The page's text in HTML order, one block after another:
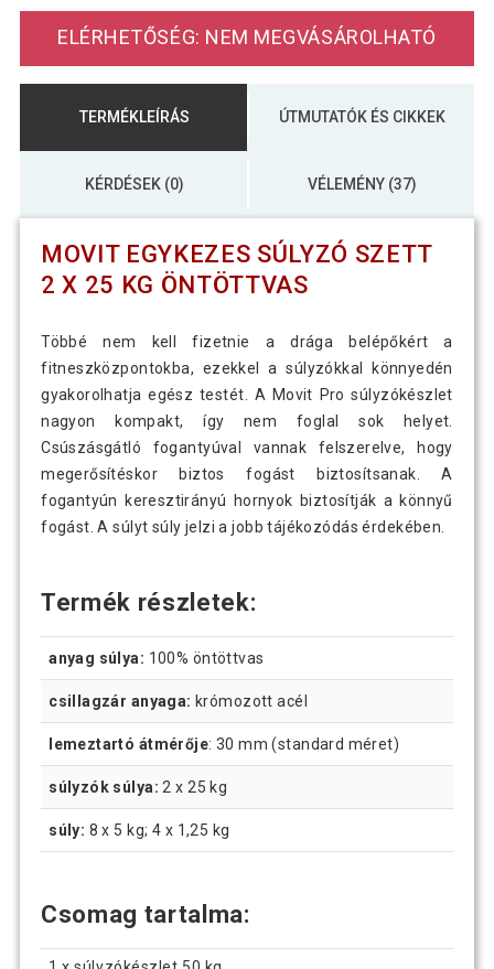
MOVIT Egykezes súlyzó szett 2 x 30
kg
öntöttvas
ELÉRHETŐSÉG: NEM MEGVÁSÁROLHATÓ
TERMÉKLEÍRÁS ÚTMUTATÓK ÉS CIKKEK
KÉRDÉSEK (0) VÉLEMÉNY (37)
MOVIT EGYKEZES SÚLYZÓ SZETT
2 X 25 KG ÖNTÖTTVAS
Többé nem kell fizetnie a drága belépőkért a
fitneszközpontokba, ezekkel a súlyzókkal könnyedén
gyakorolhatja egész testét. A Movit Pro súlyzókészlet
nagyon kompakt, így nem foglal sok helyet.
Csúszásgátló fogantyúval vannak felszerelve, hogy
megerősítéskor biztos fogást biztosítsanak. A
fogantyún keresztirányú hornyok biztosítják a könnyű
fogást. A súlyt súly jelzi a jobb tájékozódás érdekében.
Termék részletek:
anyag súlya: 100% öntöttvas
csillagzár anyaga: krómozott acél
lemeztartó átmérője: 30 mm (standard méret)
súlyzók súlya: 2 x 25 kg
súly: 8 x 5 kg; 4 x 1,25 kg
Csomag tartalma: